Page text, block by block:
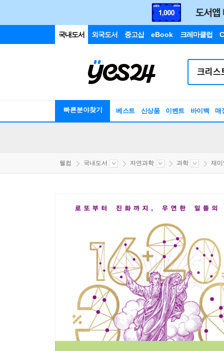
국내도서 외국도서 중고샵 eBook 크레마클럽
빠른분야찾기 베스트 신상품 이벤트 바이백 매
웰컴 국내도서 자연과학 과학 재